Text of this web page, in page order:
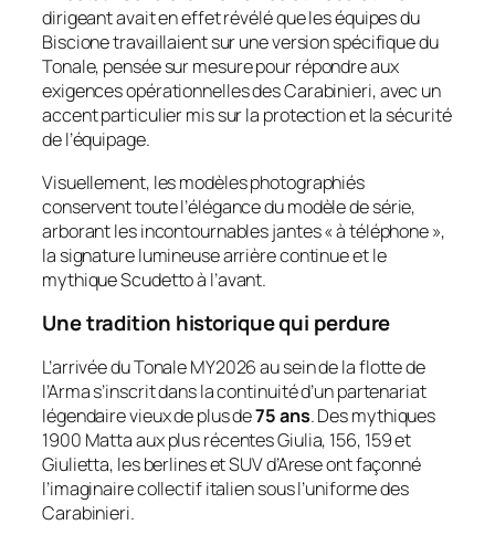
dirigeant avait en effet révélé que les équipes du
Biscione travaillaient sur une version spécifique du
Tonale, pensée sur mesure pour répondre aux
exigences opérationnelles des Carabinieri, avec un
accent particulier mis sur la protection et la sécurité
de l’équipage.
Visuellement, les modèles photographiés
conservent toute l’élégance du modèle de série,
arborant les incontournables jantes « à téléphone »,
la signature lumineuse arrière continue et le
mythique Scudetto à l’avant.
Une tradition historique qui perdure
L’arrivée du Tonale MY2026 au sein de la flotte de
l’Arma s’inscrit dans la continuité d’un partenariat
légendaire vieux de plus de75 ans. Des mythiques
1900 Matta aux plus récentes Giulia, 156, 159 et
Giulietta, les berlines et SUV d’Arese ont façonné
l’imaginaire collectif italien sous l’uniforme des
Carabinieri.